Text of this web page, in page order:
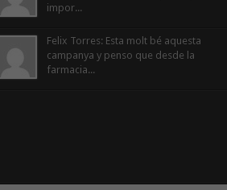
impor...
Felix Torres: Esta molt bé aquesta
campanya y penso que desde la
farmacia...